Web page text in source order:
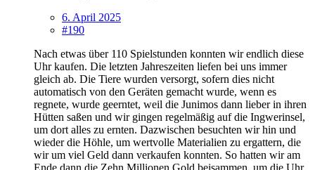
6. April 2025
#190
Nach etwas über 110 Spielstunden konnten wir endlich diese
Uhr kaufen. Die letzten Jahreszeiten liefen bei uns immer
gleich ab. Die Tiere wurden versorgt, sofern dies nicht
automatisch von den Geräten gemacht wurde, wenn es
regnete, wurde geerntet, weil die Junimos dann lieber in ihren
Hütten saßen und wir gingen regelmäßig auf die Ingwerinsel,
um dort alles zu ernten. Dazwischen besuchten wir hin und
wieder die Höhle, um wertvolle Materialien zu ergattern, die
wir um viel Geld dann verkaufen konnten. So hatten wir am
Ende dann die Zehn Millionen Gold beisammen, um die Uhr